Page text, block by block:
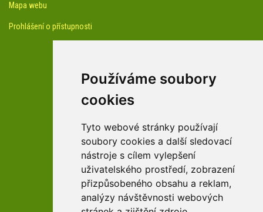
Používáme soubory
cookies
Tyto webové stránky používají
soubory cookies a další sledovací
nástroje s cílem vylepšení
uživatelského prostředí, zobrazení
přizpůsobeného obsahu a reklam,
analýzy návštěvnosti webových
Mapa webu
Prohlášení o přístupnosti
Youtube kanál arboreta